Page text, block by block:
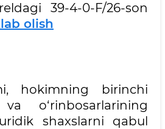
39-4-0-F/26-son
olish
hokimning birinchi
va o‘rinbosarlarining
shaxslarni qabul